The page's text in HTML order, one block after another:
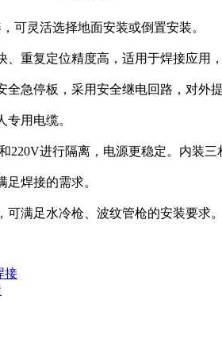
可灵活选择地面安装或倒置安装。
、重复定位精度高，适用于焊接应用，
全急停板，采用安全继电回路，对外
用电缆。
220V进行隔离，电源更稳定。内装三
焊接的需求。
可满足水冷枪、波纹管枪的安装要求。
接